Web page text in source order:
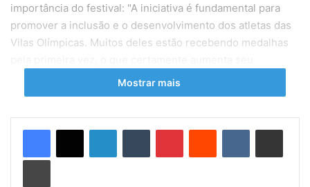
importância do festival: "A iniciativa é fundamental para
promover a inclusão e o desenvolvimento dos atletas das
Vilas Olímpicas. Muitos deles estão recebendo medalhas
entusiasmo pelo esporte."
incentivar a prática esportiva entre pessoas com
do Rio. Além disso, o evento buscou promover a interação
Mostrar mais